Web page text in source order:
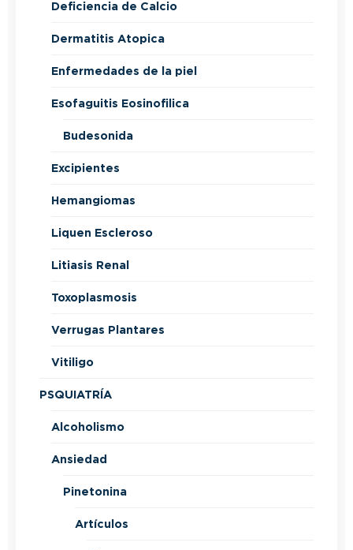
Deficiencia de Calcio
Dermatitis Atopica
Enfermedades de la piel
Esofaguitis Eosinofilica
Budesonida
Excipientes
Hemangiomas
Liquen Escleroso
Litiasis Renal
Toxoplasmosis
Verrugas Plantares
Vitiligo
PSQUIATRÍA
Alcoholismo
Ansiedad
Pinetonina
Artículos